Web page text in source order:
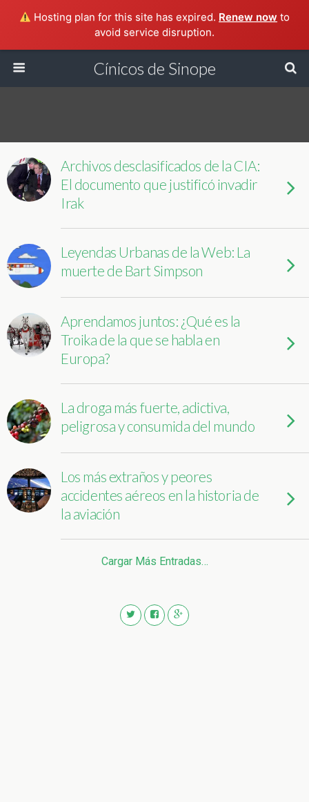
Hosting plan for this site has expired. Renew now to
avoid service disruption.
Cínicos de Sinope
Archivos desclasificados de la CIA:
El documento que justificó invadir
Irak
Leyendas Urbanas de la Web: La
muerte de Bart Simpson
Aprendamos juntos: ¿Qué es la
Troika de la que se habla en
Europa?
La droga más fuerte, adictiva,
peligrosa y consumida del mundo
Los más extraños y peores
accidentes aéreos en la historia de
la aviación
Cargar Más Entradas…